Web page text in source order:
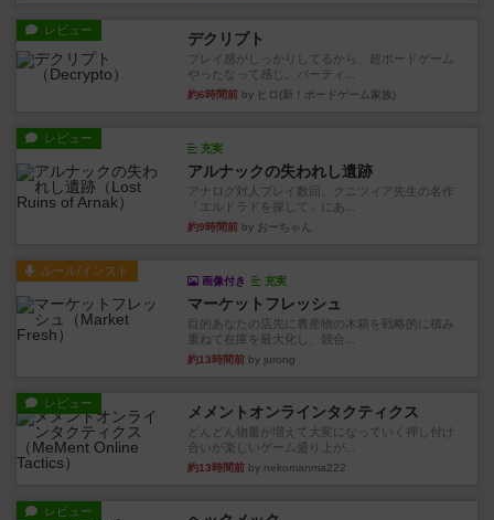
レビュー デクリプト
プレイ感がしっかりしてるから、超ボードゲーム
やったなって感じ。パーティ...
約6時間前 by ヒロ(新！ボードゲーム家族)
レビュー
充実
アルナックの失われし遺跡
アナログ対人プレイ数回。クニツィア先生の名作
「エルドラドを探して」にあ...
約9時間前 by おーちゃん
ルール/インスト
画像付き 充実
マーケットフレッシュ
目的あなたの店先に農産物の木箱を戦略的に積み
重ねて在庫を最大化し、競合...
約13時間前 by jurong
レビュー メメントオンラインタクティクス
どんどん物量が増えて大変になっていく押し付け
合いが楽しいゲーム盛り上が...
約13時間前 by nekomanma222
レビュー